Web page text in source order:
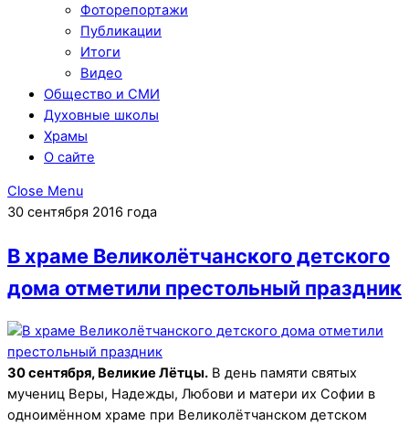
Фоторепортажи
Публикации
Итоги
Видео
Общество и СМИ
Духовные школы
Храмы
О сайте
Close Menu
30 сентября 2016 года
В храме Великолётчанского детского
дома отметили престольный праздник
30 сентября, Великие Лётцы. В день памяти святых
мучениц Веры, Надежды, Любови и матери их Софии в
одноимённом храме при Великолётчанском детском